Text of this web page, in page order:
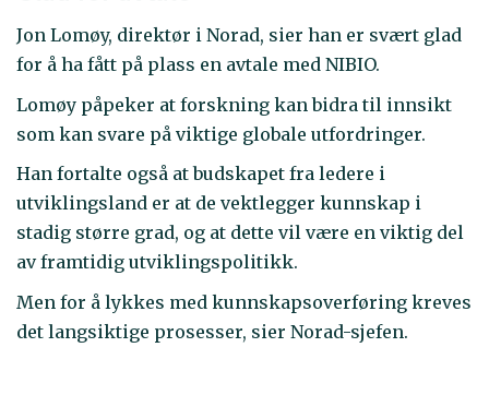
Jon Lomøy, direktør i Norad, sier han er svært glad
for å ha fått på plass en avtale med NIBIO.
Lomøy påpeker at forskning kan bidra til innsikt
som kan svare på viktige globale utfordringer.
Han fortalte også at budskapet fra ledere i
utviklingsland er at de vektlegger kunnskap i
stadig større grad, og at dette vil være en viktig del
av framtidig utviklingspolitikk.
Men for å lykkes med kunnskapsoverføring kreves
det langsiktige prosesser, sier Norad-sjefen.